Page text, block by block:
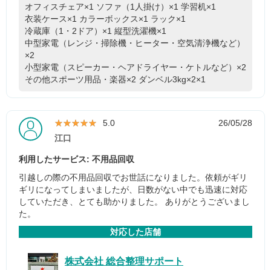
オフィスチェア×1 ソファ（1人掛け）×1 学習机×1
衣装ケース×1 カラーボックス×1 ラック×1
冷蔵庫（1・2ドア）×1 縦型洗濯機×1
中型家電（レンジ・掃除機・ヒーター・空気清浄機など）
×2
小型家電（スピーカー・ヘアドライヤー・ケトルなど）×2
その他スポーツ用品・楽器×2 ダンベル3kg×2×1
★★★★★
★★★★★ 5.0
26/05/28
江口
利用したサービス: 不用品回収
引越しの際の不用品回収でお世話になりました。依頼がギリ
ギリになってしまいましたが、日数がない中でも迅速に対応
していただき、とても助かりました。 ありがとうございまし
た。
対応した店舗
株式会社 総合整理サポート